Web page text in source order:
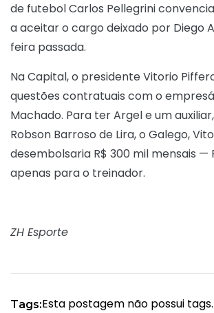
de futebol Carlos Pellegrini
a aceitar o cargo deixado por Diego
feira passada.
Na Capital, o presidente Vitorio
questões contratuais com o
Machado. Para ter Argel e um
Robson Barroso de Lira, o Galego,
desembolsaria R$ 300 mil mensais —
apenas para o treinador.
ZH Esporte
Tags:Esta postagem não possui tags.